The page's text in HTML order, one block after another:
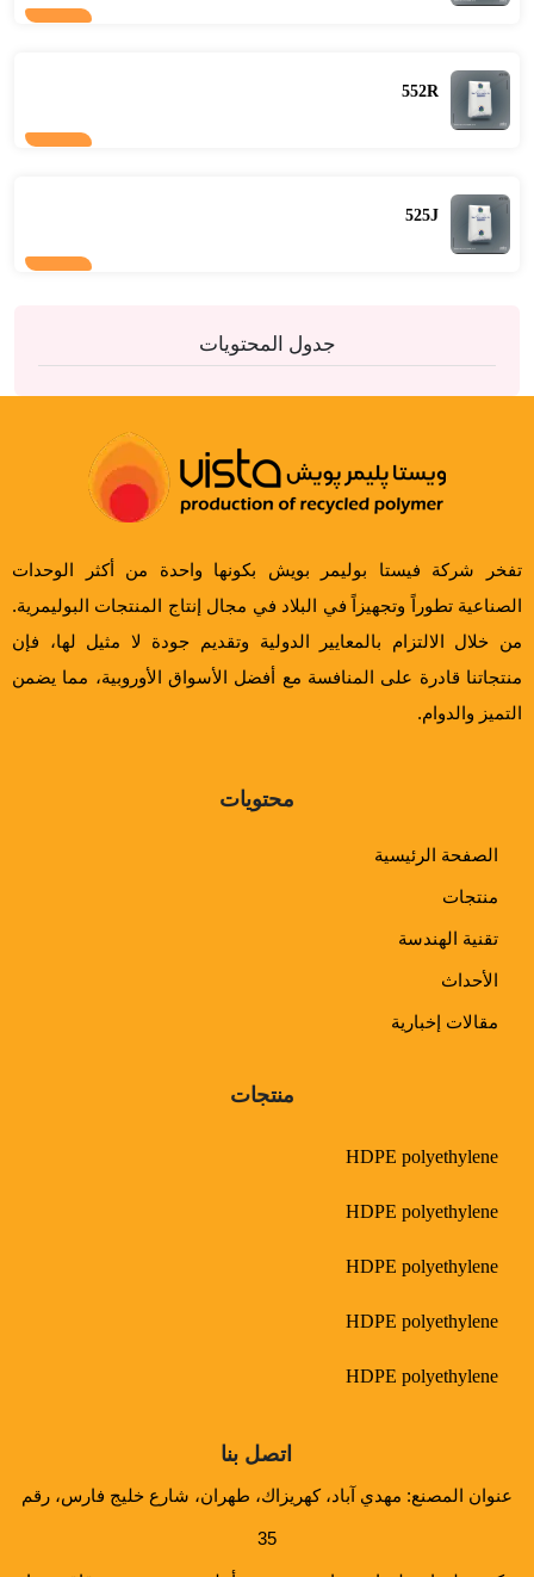
552R
525J
جدول المحتويات
تفخر شركة فيستا بوليمر بويش بكونها واحدة من أكثر الوحدات
الصناعية تطوراً وتجهيزاً في البلاد في مجال إنتاج المنتجات البوليمرية.
من خلال الالتزام بالمعايير الدولية وتقديم جودة لا مثيل لها، فإن
منتجاتنا قادرة على المنافسة مع أفضل الأسواق الأوروبية، مما يضمن
التميز والدوام.
محتويات
الصفحة الرئيسية
منتجات
تقنية الهندسة
الأحداث
مقالات إخبارية
منتجات
HDPE polyethylene
HDPE polyethylene
HDPE polyethylene
HDPE polyethylene
HDPE polyethylene
اتصل بنا
عنوان المصنع: مهدي آباد، كهريزاك، طهران، شارع خليج فارس، رقم
35